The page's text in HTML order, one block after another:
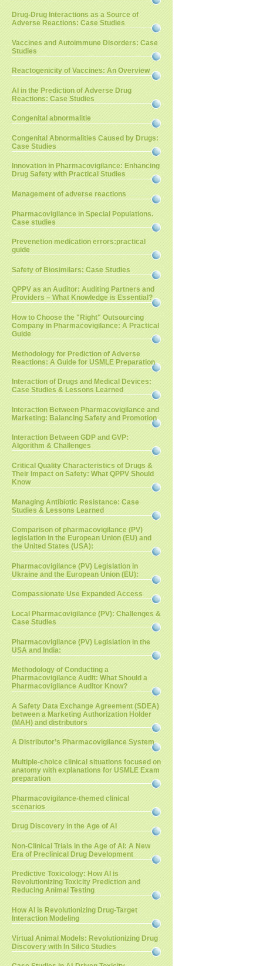
Drug-Drug Interactions as a Source of
Adverse Reactions: Case Studies
Vaccines and Autoimmune Disorders: Case
Studies
Reactogenicity of Vaccines: An Overview
AI in the Prediction of Adverse Drug
Reactions: Case Studies
Congenital abnormalitie
Congenital Abnormalities Caused by Drugs:
Case Studies
Innovation in Pharmacovigilance: Enhancing
Drug Safety with Practical Studies
Management of adverse reactions
Pharmacovigilance in Special Populations.
Case studies
Prevenetion medication errors:practical
guide
Safety of Biosimilars: Case Studies
QPPV as an Auditor: Auditing Partners and
Providers – What Knowledge is Essential?
How to Choose the "Right" Outsourcing
Company in Pharmacovigilance: A Practical
Guide
Methodology for Prediction of Adverse
Reactions: A Guide for USMLE Preparation
Interaction of Drugs and Medical Devices:
Case Studies & Lessons Learned
Interaction Between Pharmacovigilance and
Marketing: Balancing Safety and Promotion
Interaction Between GDP and GVP:
Algorithm & Challenges
Critical Quality Characteristics of Drugs &
Their Impact on Safety: What QPPV Should
Know
Managing Antibiotic Resistance: Case
Studies & Lessons Learned
Comparison of pharmacovigilance (PV)
legislation in the European Union (EU) and
the United States (USA):
Pharmacovigilance (PV) Legislation in
Ukraine and the European Union (EU):
Compassionate Use Expanded Access
Local Pharmacovigilance (PV): Challenges &
Case Studies
Pharmacovigilance (PV) Legislation in the
USA and India:
Methodology of Conducting a
Pharmacovigilance Audit: What Should a
Pharmacovigilance Auditor Know?
A Safety Data Exchange Agreement (SDEA)
between a Marketing Authorization Holder
(MAH) and distributors
A Distributor’s Pharmacovigilance System
Multiple-choice clinical situations focused on
anatomy with explanations for USMLE Exam
preparation
Pharmacovigilance-themed clinical
scenarios
Drug Discovery in the Age of AI
Non-Clinical Trials in the Age of AI: A New
Era of Preclinical Drug Development
Predictive Toxicology: How AI is
Revolutionizing Toxicity Prediction and
Reducing Animal Testing
How AI is Revolutionizing Drug-Target
Interaction Modeling
Virtual Animal Models: Revolutionizing Drug
Discovery with In Silico Studies